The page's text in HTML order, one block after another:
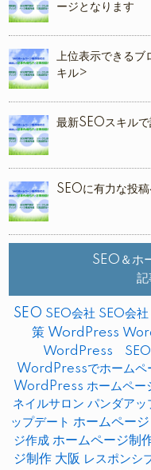
ージとなります
上位表示できるブ
キル>
最新SEOスキル
SEOに有力な投
SEO＆ホ
記
SEO SEO会社 SEO会
策 WordPress
WordPress SEO
WordPressでホームペ
WordPress ホームペー
ネイルサロン パンダアッ
ップデート ホームページ
ジ作成 ホームページ制
ジ制作 大阪 レスポンシ